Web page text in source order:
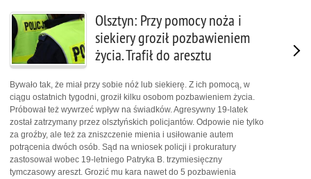
Olsztyn: Przy pomocy noża i
siekiery groził pozbawieniem
życia. Trafił do aresztu
Bywało tak, że miał przy sobie nóż lub siekierę. Z ich pomocą, w
ciągu ostatnich tygodni, groził kilku osobom pozbawieniem życia.
Próbował też wywrzeć wpływ na świadków. Agresywny 19-latek
został zatrzymany przez olsztyńskich policjantów. Odpowie nie tylko
za groźby, ale też za zniszczenie mienia i usiłowanie autem
potrącenia dwóch osób. Sąd na wniosek policji i prokuratury
zastosował wobec 19-letniego Patryka B. trzymiesięczny
tymczasowy areszt. Grozić mu kara nawet do 5 pozbawienia